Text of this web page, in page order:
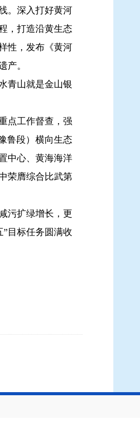
。深入打好黄河
，打造沿黄生态
性，发布《黄河
产。
青山就是金山银
点工作督查，强
鲁段）横向生态
中心、黄海海洋
荣膺综合比武第
污扩绿增长，更
目标任务圆满收